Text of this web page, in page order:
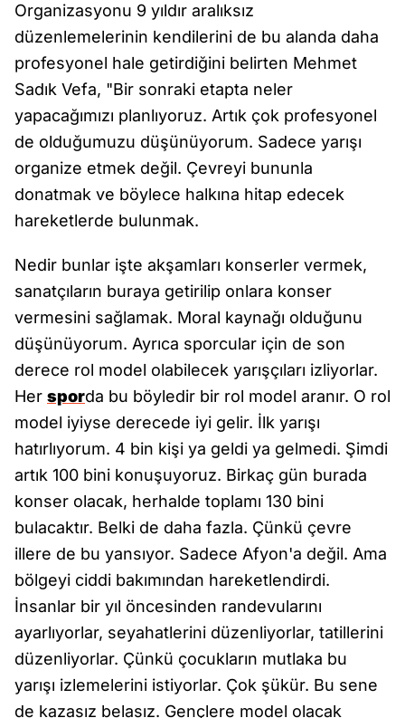
Organizasyonu 9 yıldır aralıksız
düzenlemelerinin kendilerini de bu alanda daha
profesyonel hale getirdiğini belirten Mehmet
Sadık Vefa, "Bir sonraki etapta neler
yapacağımızı planlıyoruz. Artık çok profesyonel
de olduğumuzu düşünüyorum. Sadece yarışı
organize etmek değil. Çevreyi bununla
donatmak ve böylece halkına hitap edecek
hareketlerde bulunmak.
Nedir bunlar işte akşamları konserler vermek,
sanatçıların buraya getirilip onlara konser
vermesini sağlamak. Moral kaynağı olduğunu
düşünüyorum. Ayrıca sporcular için de son
derece rol model olabilecek yarışçıları izliyorlar.
Her sporda bu böyledir bir rol model aranır. O rol
model iyiyse derecede iyi gelir. İlk yarışı
hatırlıyorum. 4 bin kişi ya geldi ya gelmedi. Şimdi
artık 100 bini konuşuyoruz. Birkaç gün burada
konser olacak, herhalde toplamı 130 bini
bulacaktır. Belki de daha fazla. Çünkü çevre
illere de bu yansıyor. Sadece Afyon'a değil. Ama
bölgeyi ciddi bakımından hareketlendirdi.
İnsanlar bir yıl öncesinden randevularını
ayarlıyorlar, seyahatlerini düzenliyorlar, tatillerini
düzenliyorlar. Çünkü çocukların mutlaka bu
yarışı izlemelerini istiyorlar. Çok şükür. Bu sene
de kazasız belasız. Gençlere model olacak